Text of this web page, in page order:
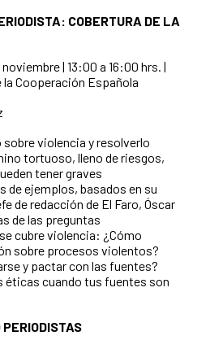
COBERTURA DE LA
| 13:00 a 16:00 hrs. |
Cooperación Española
violencia y resolverlo
tortuoso, lleno de riesgos,
tener graves
de ejemplos, basados en su
de redacción de El Faro, Óscar
de las preguntas
cubre violencia: ¿Cómo
sobre procesos violentos?
y pactar con las fuentes?
éticas cuando tus fuentes son
PERIODISTAS